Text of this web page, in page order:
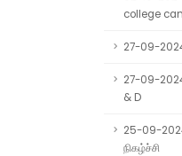
college
27-09-
27-09-
& D
25-09-
நிகழ்ச்சி